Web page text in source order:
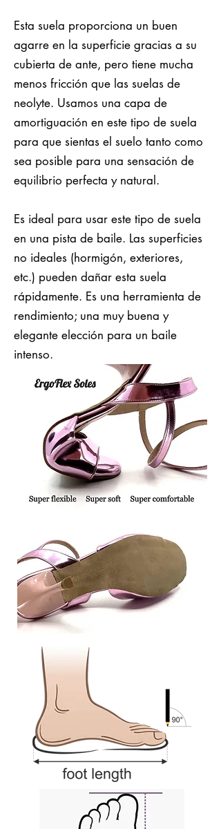
Esta suela proporciona un buen
agarre en la superficie gracias a su
cubierta de ante, pero tiene mucha
menos fricción que las suelas de
neolyte. Usamos una capa de
amortiguación en este tipo de suela
para que sientas el suelo tanto como
sea posible para una sensación de
equilibrio perfecta y natural.
Es ideal para usar este tipo de suela
en una pista de baile. Las superficies
no ideales (hormigón, exteriores,
etc.) pueden dañar esta suela
rápidamente. Es una herramienta de
rendimiento; una muy buena y
elegante elección para un baile
intenso.